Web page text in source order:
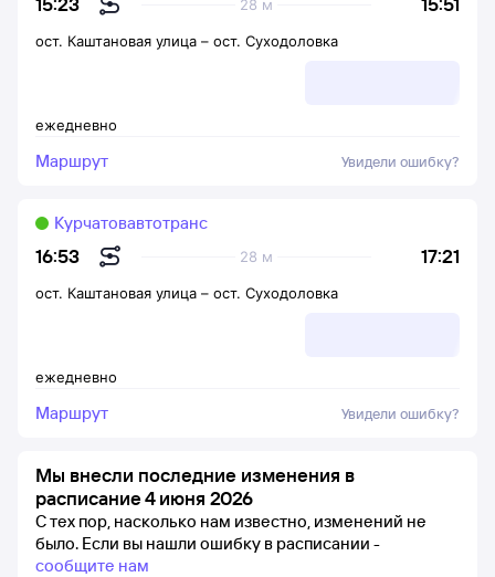
28 м
ежедневно
ост. Каштановая улица – ост. Суходоловка
Маршрут Увидели ошибку?
16:53 17:21
28 м
Курчатовавтотранс
ежедневно
ост. Каштановая улица – ост. Суходоловка
Маршрут Увидели ошибку?
Мы внесли последние изменения в
расписание 4 июня 2026
С тех пор, насколько нам известно, изменений не
было. Если вы нашли ошибку в расписании -
сообщите нам